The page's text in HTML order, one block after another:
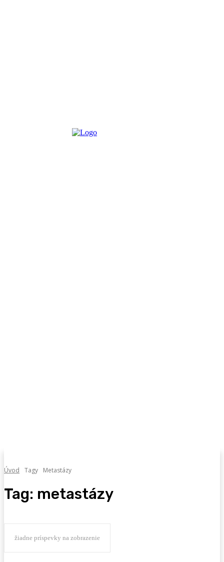
Úvod Tagy Metastázy
Tag: metastázy
žiadne príspevky na zobrazenie